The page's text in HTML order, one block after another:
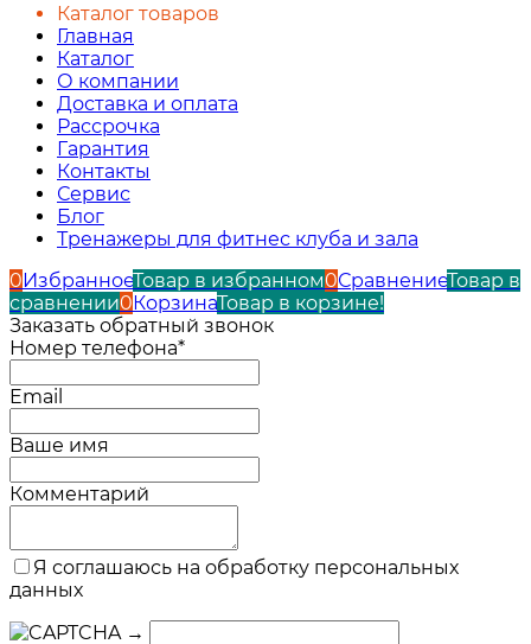
Каталог товаров
Главная
Каталог
О компании
Доставка и оплата
Рассрочка
Гарантия
Контакты
Сервис
Блог
Тренажеры для фитнес клуба и зала
0ИзбранноеТовар в избранном0СравнениеТовар в
сравнении0КорзинаТовар в корзине!
Заказать обратный звонок
Номер телефона*
Email
Ваше имя
Комментарий
Я соглашаюсь на обработку персональных
данных
→